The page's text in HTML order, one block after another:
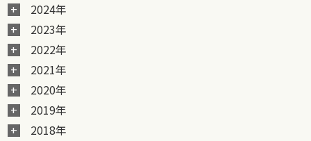
2024年
2023年
2022年
2021年
2020年
2019年
2018年